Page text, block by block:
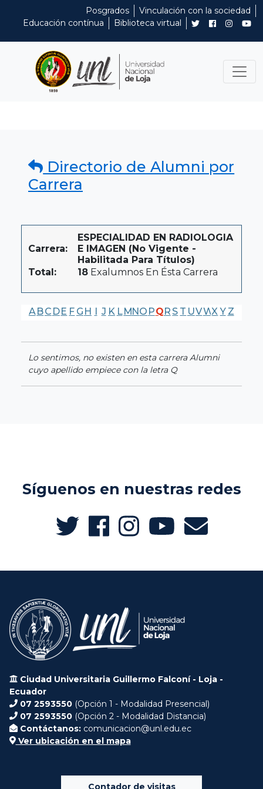
Posgrados
Vinculación con la sociedad
Educación contínua
Biblioteca virtual
Directorio de Alumni por
Carrera
Carrera:
ESPECIALIDAD EN RADIOLOGIA
E IMAGEN (No Vigente -
Habilitada Para Títulos)
Total:
18 Exalumnos En Ésta Carrera
A BC DE F G H I J K LMNO PQR S T UVWX Y Z
Lo sentimos, no existen en esta carrera Alumni
cuyo apellido empiece con la letra Q
Síguenos en nuestras redes
Ciudad Universitaria Guillermo Falconí - Loja -
Ecuador
07 2593550 (Opción 1 - Modalidad Presencial)
07 2593550 (Opción 2 - Modalidad Distancia)
Contáctanos: comunicacion@unl.edu.ec
Ver ubicación en el mapa
Contador de visitas